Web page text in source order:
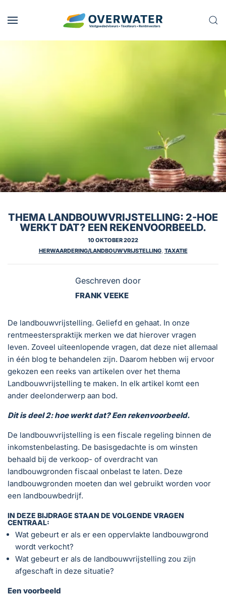
Skip to main content
THEMA LANDBOUWVRIJSTELLING: 2-HOE
WERKT DAT? EEN REKENVOORBEELD.
10 OKTOBER 2022
HERWAARDERING/LANDBOUWVRIJSTELLING, TAXATIE
Geschreven door
FRANK VEEKE
De landbouwvrijstelling. Geliefd en gehaat. In onze
rentmeesterspraktijk merken we dat hierover vragen
leven. Zoveel uiteenlopende vragen, dat deze niet allemaal
in één blog te behandelen zijn. Daarom hebben wij ervoor
gekozen een reeks van artikelen over het thema
Landbouwvrijstelling te maken. In elk artikel komt een
ander deelonderwerp aan bod.
Dit is deel 2: hoe werkt dat? Een rekenvoorbeeld.
De landbouwvrijstelling is een fiscale regeling binnen de
inkomstenbelasting. De basisgedachte is om winsten
behaald bij de verkoop- of overdracht van
landbouwgronden fiscaal onbelast te laten. Deze
landbouwgronden moeten dan wel gebruikt worden voor
een landbouwbedrijf.
IN DEZE BIJDRAGE STAAN DE VOLGENDE VRAGEN
CENTRAAL:
Wat gebeurt er als er een oppervlakte landbouwgrond
wordt verkocht?
Wat gebeurt er als de landbouwvrijstelling zou zijn
afgeschaft in deze situatie?
Een voorbeeld